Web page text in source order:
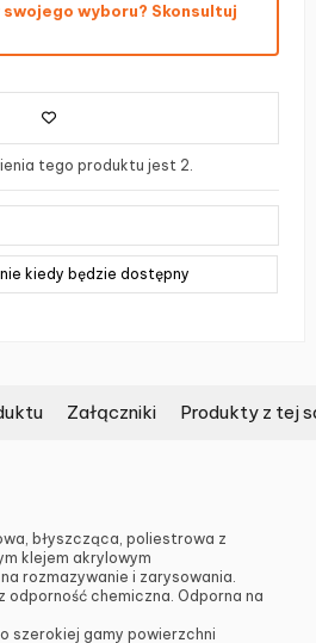
wyboru? Skonsultuj
tego produktu jest 2.
Załączniki Produkty z tej
błyszcząca, poliestrowa z
klejem akrylowym
rozmazywanie i zarysowania.
odporność chemiczna. Odporna na
szerokiej gamy powierzchni